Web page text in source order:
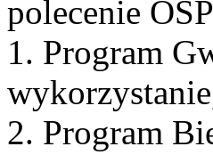
polecenie
1. Program
2. Program